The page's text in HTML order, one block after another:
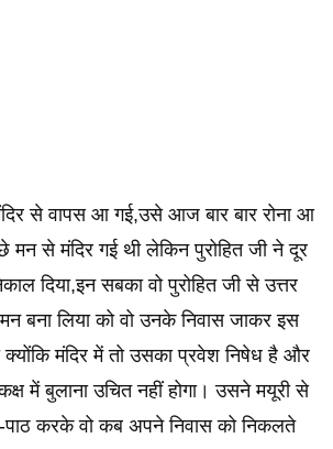
से वापस आ गई,उसे आज बार बार रोना आ
मन से मंदिर गई थी लेकिन पुरोहित जी ने दूर
दिया,इन सबका वो पुरोहित जी से उत्तर
बना लिया को वो उनके निवास जाकर इस
क्योंकि मंदिर में तो उसका प्रवेश निषेध है और
में बुलाना उचित नहीं होगा। उसने मयूरी से
पाठ करके वो कब अपने निवास को निकलते